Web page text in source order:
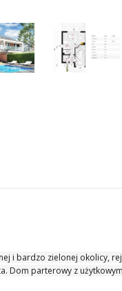
i bardzo zielonej okolicy,
Dom parterowy z